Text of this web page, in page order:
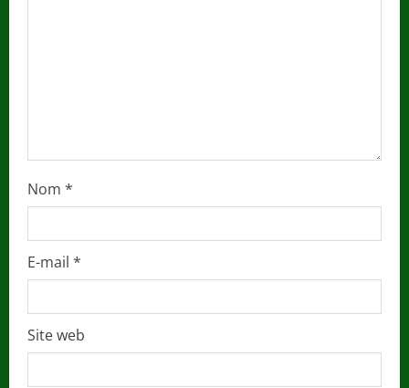
Nom *
E-mail *
Site web